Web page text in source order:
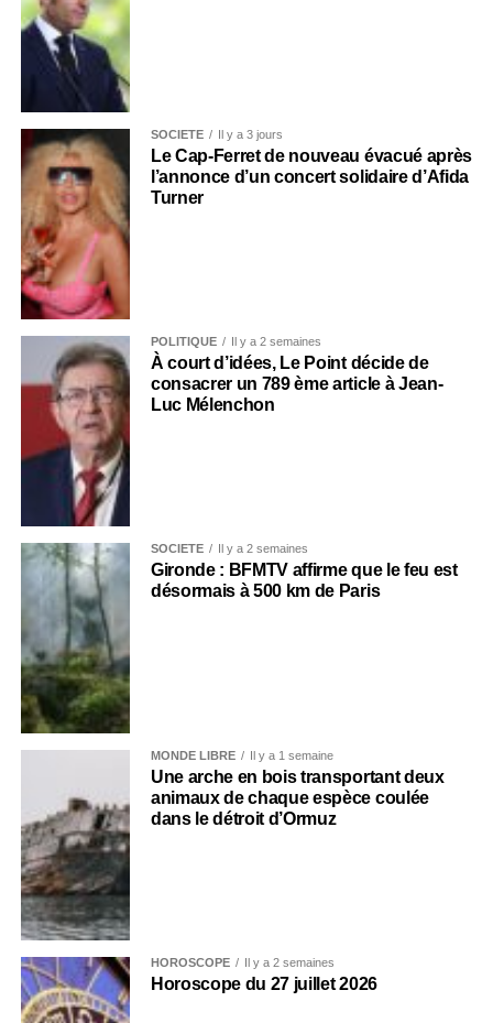
SOCIÉTÉ Il y a 3 jours
Le Cap-Ferret de nouveau évacué après
l’annonce d’un concert solidaire d’Afida
Turner
POLITIQUE Il y a 2 semaines
À court d’idées, Le Point décide de
consacrer un 789 ème article à Jean-
Luc Mélenchon
SOCIÉTÉ Il y a 2 semaines
Gironde : BFMTV affirme que le feu est
désormais à 500 km de Paris
MONDE LIBRE Il y a 1 semaine
Une arche en bois transportant deux
animaux de chaque espèce coulée
dans le détroit d’Ormuz
HOROSCOPE Il y a 2 semaines
Horoscope du 27 juillet 2026